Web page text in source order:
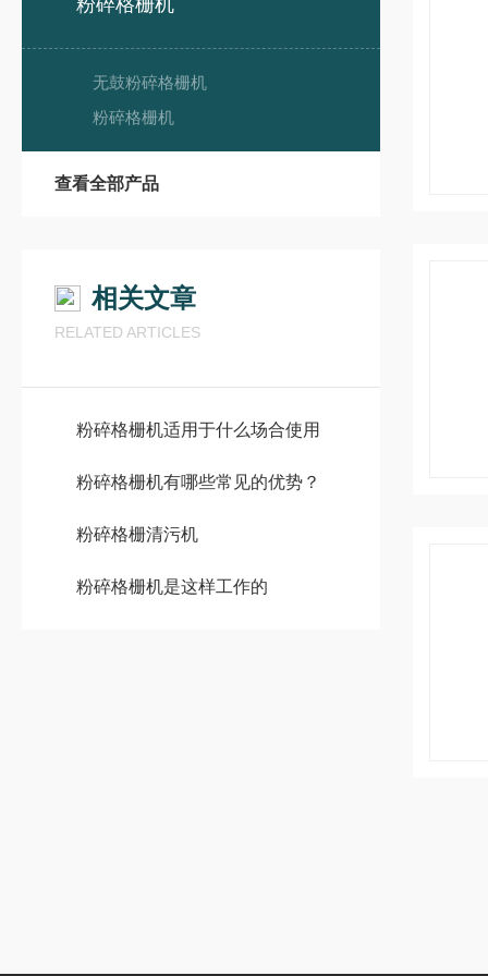
粉碎格栅机
无鼓粉碎格栅机
粉碎格栅机
查看全部产品
相关文章
RELATED ARTICLES
粉碎格栅机适用于什么场合使用
粉碎格栅机有哪些常见的优势？
粉碎格栅清污机
粉碎格栅机是这样工作的